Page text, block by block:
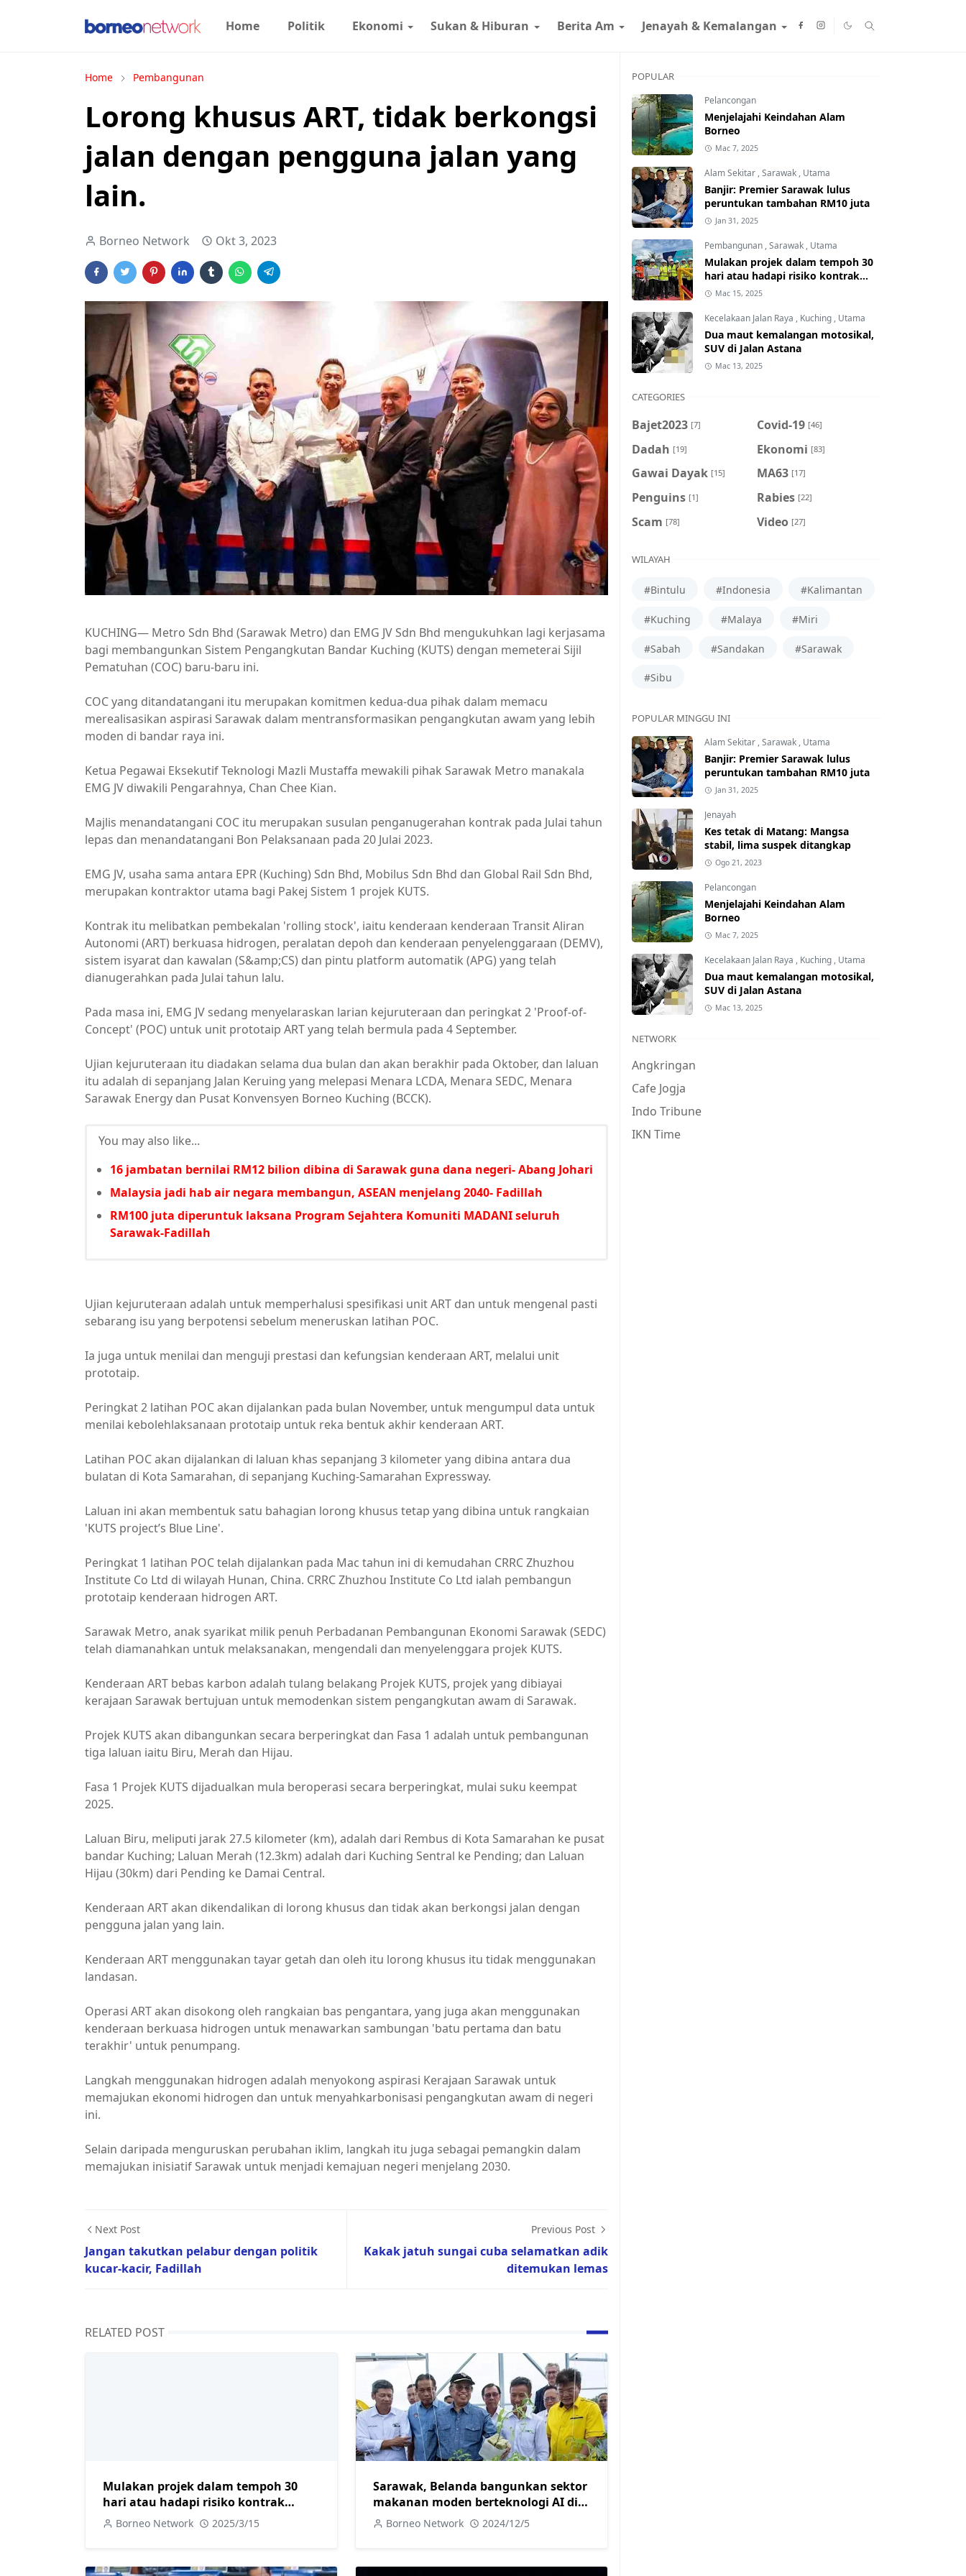
Home Politik Ekonomi Sukan & Hiburan Berita Am Jenayah & Kemalangan
Home Pembangunan
Lorong khusus ART, tidak berkongsi
jalan dengan pengguna jalan yang
lain.
Borneo Network Okt 3, 2023
KUCHING— Metro Sdn Bhd (Sarawak Metro) dan EMG JV Sdn Bhd mengukuhkan lagi kerjasama
bagi membangunkan Sistem Pengangkutan Bandar Kuching (KUTS) dengan memeterai Sijil
Pematuhan (COC) baru-baru ini.
COC yang ditandatangani itu merupakan komitmen kedua-dua pihak dalam memacu
merealisasikan aspirasi Sarawak dalam mentransformasikan pengangkutan awam yang lebih
moden di bandar raya ini.
Ketua Pegawai Eksekutif Teknologi Mazli Mustaffa mewakili pihak Sarawak Metro manakala
EMG JV diwakili Pengarahnya, Chan Chee Kian.
Majlis menandatangani COC itu merupakan susulan penganugerahan kontrak pada Julai tahun
lepas dan menandatangani Bon Pelaksanaan pada 20 Julai 2023.
EMG JV, usaha sama antara EPR (Kuching) Sdn Bhd, Mobilus Sdn Bhd dan Global Rail Sdn Bhd,
merupakan kontraktor utama bagi Pakej Sistem 1 projek KUTS.
Kontrak itu melibatkan pembekalan 'rolling stock', iaitu kenderaan kenderaan Transit Aliran
Autonomi (ART) berkuasa hidrogen, peralatan depoh dan kenderaan penyelenggaraan (DEMV),
sistem isyarat dan kawalan (S&amp;CS) dan pintu platform automatik (APG) yang telah
dianugerahkan pada Julai tahun lalu.
Pada masa ini, EMG JV sedang menyelaraskan larian kejuruteraan dan peringkat 2 'Proof-of-
Concept' (POC) untuk unit prototaip ART yang telah bermula pada 4 September.
Ujian kejuruteraan itu diadakan selama dua bulan dan akan berakhir pada Oktober, dan laluan
itu adalah di sepanjang Jalan Keruing yang melepasi Menara LCDA, Menara SEDC, Menara
Sarawak Energy dan Pusat Konvensyen Borneo Kuching (BCCK).
You may also like...
16 jambatan bernilai RM12 bilion dibina di Sarawak guna dana negeri- Abang Johari
Malaysia jadi hab air negara membangun, ASEAN menjelang 2040- Fadillah
RM100 juta diperuntuk laksana Program Sejahtera Komuniti MADANI seluruh
Sarawak-Fadillah
Ujian kejuruteraan adalah untuk memperhalusi spesifikasi unit ART dan untuk mengenal pasti
sebarang isu yang berpotensi sebelum meneruskan latihan POC.
Ia juga untuk menilai dan menguji prestasi dan kefungsian kenderaan ART, melalui unit
prototaip.
Peringkat 2 latihan POC akan dijalankan pada bulan November, untuk mengumpul data untuk
menilai kebolehlaksanaan prototaip untuk reka bentuk akhir kenderaan ART.
Latihan POC akan dijalankan di laluan khas sepanjang 3 kilometer yang dibina antara dua
bulatan di Kota Samarahan, di sepanjang Kuching-Samarahan Expressway.
Laluan ini akan membentuk satu bahagian lorong khusus tetap yang dibina untuk rangkaian
'KUTS project’s Blue Line'.
Peringkat 1 latihan POC telah dijalankan pada Mac tahun ini di kemudahan CRRC Zhuzhou
Institute Co Ltd di wilayah Hunan, China. CRRC Zhuzhou Institute Co Ltd ialah pembangun
prototaip kenderaan hidrogen ART.
Sarawak Metro, anak syarikat milik penuh Perbadanan Pembangunan Ekonomi Sarawak (SEDC)
telah diamanahkan untuk melaksanakan, mengendali dan menyelenggara projek KUTS.
Kenderaan ART bebas karbon adalah tulang belakang Projek KUTS, projek yang dibiayai
kerajaan Sarawak bertujuan untuk memodenkan sistem pengangkutan awam di Sarawak.
Projek KUTS akan dibangunkan secara berperingkat dan Fasa 1 adalah untuk pembangunan
tiga laluan iaitu Biru, Merah dan Hijau.
Fasa 1 Projek KUTS dijadualkan mula beroperasi secara berperingkat, mulai suku keempat
2025.
Laluan Biru, meliputi jarak 27.5 kilometer (km), adalah dari Rembus di Kota Samarahan ke pusat
bandar Kuching; Laluan Merah (12.3km) adalah dari Kuching Sentral ke Pending; dan Laluan
Hijau (30km) dari Pending ke Damai Central.
Kenderaan ART akan dikendalikan di lorong khusus dan tidak akan berkongsi jalan dengan
pengguna jalan yang lain.
Kenderaan ART menggunakan tayar getah dan oleh itu lorong khusus itu tidak menggunakan
landasan.
Operasi ART akan disokong oleh rangkaian bas pengantara, yang juga akan menggunakan
kenderaan berkuasa hidrogen untuk menawarkan sambungan 'batu pertama dan batu
terakhir' untuk penumpang.
Langkah menggunakan hidrogen adalah menyokong aspirasi Kerajaan Sarawak untuk
memajukan ekonomi hidrogen dan untuk menyahkarbonisasi pengangkutan awam di negeri
ini.
Selain daripada menguruskan perubahan iklim, langkah itu juga sebagai pemangkin dalam
memajukan inisiatif Sarawak untuk menjadi kemajuan negeri menjelang 2030.
Next Post
Jangan takutkan pelabur dengan politik
kucar-kacir, Fadillah
Previous Post
Kakak jatuh sungai cuba selamatkan adik
ditemukan lemas
RELATED POST
Mulakan projek dalam tempoh 30
hari atau hadapi risiko kontrak
ditamatkan
Borneo Network 2025/3/15
Sarawak, Belanda bangunkan sektor
makanan moden berteknologi AI di
Opar
Borneo Network 2024/12/5
POPULAR
Pelancongan
Menjelajahi Keindahan Alam
Borneo
Mac 7, 2025
Alam Sekitar ,Sarawak , Utama
Banjir: Premier Sarawak lulus
peruntukan tambahan RM10 juta
Jan 31, 2025
Pembangunan ,Sarawak , Utama
Mulakan projek dalam tempoh 30
hari atau hadapi risiko kontrak
ditamatkan
Mac 15, 2025
Kecelakaan Jalan Raya , Kuching , Utama
Dua maut kemalangan motosikal,
SUV di Jalan Astana
Mac 13, 2025
CATEGORIES
Bajet2023 [7] Covid-19 [46]
Dadah [19] Ekonomi [83]
Gawai Dayak [15] MA63 [17]
Penguins [1] Rabies [22]
Scam [78] Video [27]
WILAYAH
#Bintulu #Indonesia #Kalimantan
#Kuching #Malaya #Miri
#Sabah #Sandakan #Sarawak
#Sibu
POPULAR MINGGU INI
Alam Sekitar ,Sarawak , Utama
Banjir: Premier Sarawak lulus
peruntukan tambahan RM10 juta
Jan 31, 2025
Jenayah
Kes tetak di Matang: Mangsa
stabil, lima suspek ditangkap
Ogo 21, 2023
Pelancongan
Menjelajahi Keindahan Alam
Borneo
Mac 7, 2025
Kecelakaan Jalan Raya , Kuching , Utama
Dua maut kemalangan motosikal,
SUV di Jalan Astana
Mac 13, 2025
NETWORK
Angkringan
Cafe Jogja
Indo Tribune
IKN Time